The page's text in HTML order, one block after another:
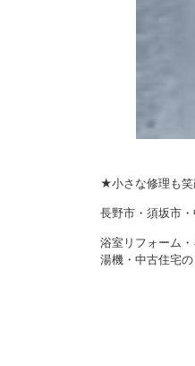
★小さな修理も
長野市・須坂市
浴室リフォーム
湯機・中古住宅